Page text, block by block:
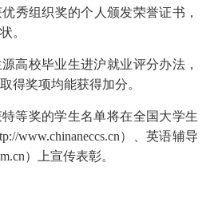
秀组织奖的个人颁发荣誉证书，
。
高校毕业生进沪就业评分办法，
得奖项均能获得加分。
等奖的学生名单将在全国大学生
www.chinaneccs.cn）、英语辅导
）
上宣传表彰。